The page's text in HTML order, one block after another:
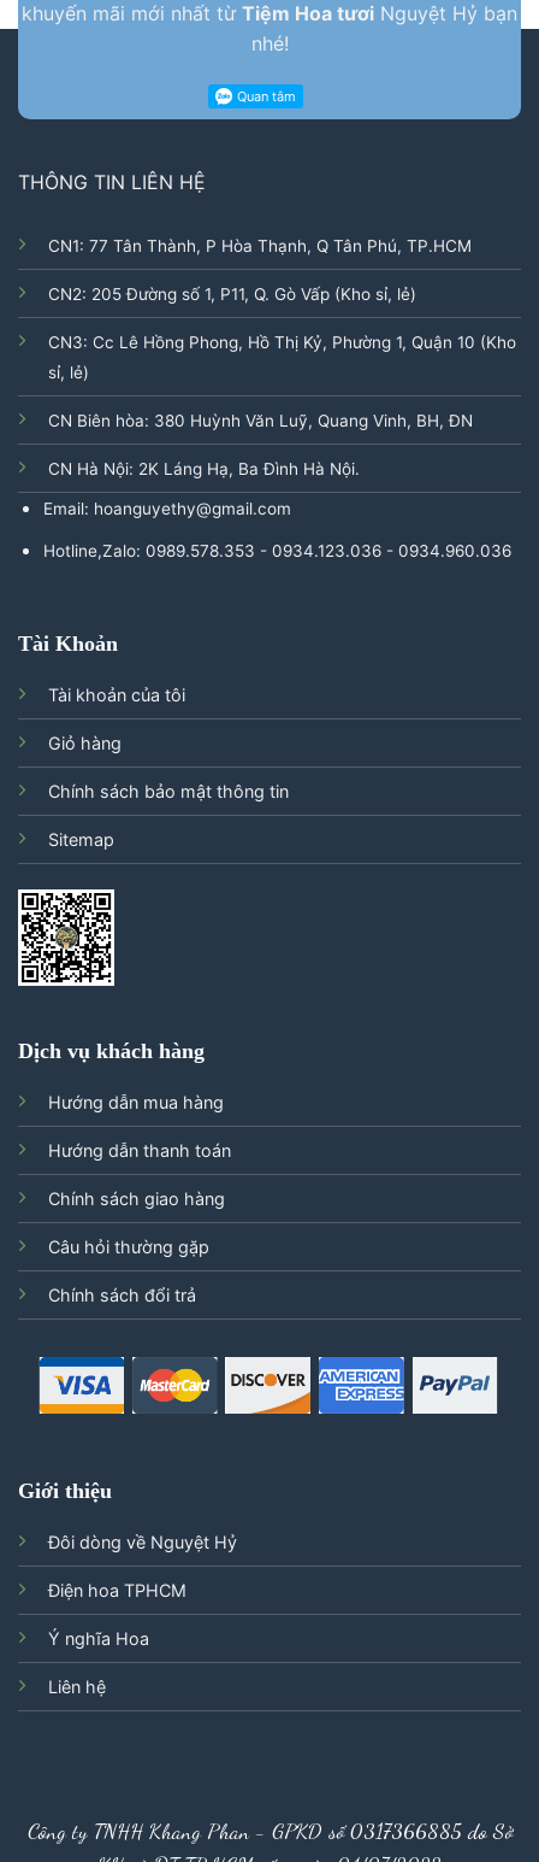
khuyến mãi mới nhất từ Tiệm Hoa tươi Nguyệt Hỷ bạn
nhé!
THÔNG TIN LIÊN HỆ
CN1: 77 Tân Thành, P Hòa Thạnh, Q Tân Phú, TP.HCM
CN2: 205 Đường số 1, P11, Q. Gò Vấp (Kho sỉ, lẻ)
CN3: Cc Lê Hồng Phong, Hồ Thị Kỷ, Phường 1, Quận 10 (Kho
sỉ, lẻ)
CN Biên hòa: 380 Huỳnh Văn Luỹ, Quang Vinh, BH, ĐN
CN Hà Nội: 2K Láng Hạ, Ba Đình Hà Nội.
Email: hoanguyethy@gmail.com
Hotline,Zalo: 0989.578.353 - 0934.123.036 - 0934.960.036
Tài Khoản
Tài khoản của tôi
Giỏ hàng
Chính sách bảo mật thông tin
Sitemap
Dịch vụ khách hàng
Hướng dẫn mua hàng
Hướng dẫn thanh toán
Chính sách giao hàng
Câu hỏi thường gặp
Chính sách đổi trả
Giới thiệu
Đôi dòng về Nguyệt Hỷ
Điện hoa TPHCM
Ý nghĩa Hoa
Liên hệ
Công ty TNHH Khang Phan - GPKD số 0317366885 do Sở